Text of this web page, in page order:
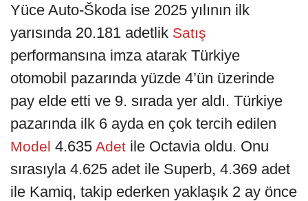
Yüce Auto-Škoda ise 2025 yılının ilk
yarısında 20.181 adetlik Satış
performansına imza atarak Türkiye
otomobil pazarında yüzde 4’ün üzerinde
pay elde etti ve 9. sırada yer aldı. Türkiye
pazarında ilk 6 ayda en çok tercih edilen
Model 4.635 Adet ile Octavia oldu. Onu
sırasıyla 4.625 adet ile Superb, 4.369 adet
ile Kamiq, takip ederken yaklaşık 2 ay önce